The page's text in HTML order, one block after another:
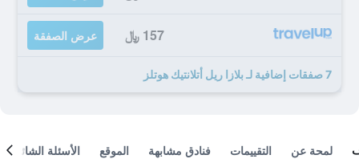
157 ﷼ عرض الصفقة
7 صفقات إضافية لـ بلازا ريل أتلانتيك هوتلز
لمحة عن التقييمات فنادق مشابهة الموقع الأسئلة الشائعة